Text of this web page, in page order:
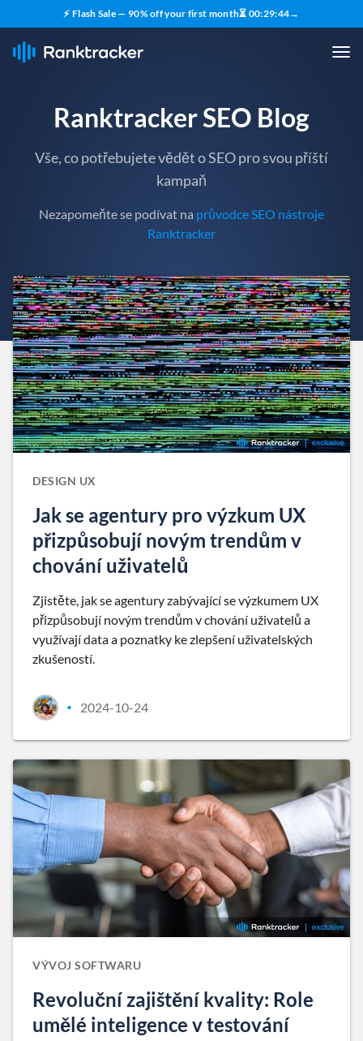
⚡ Flash Sale — 90% off your first month⏳ 00:29:42→
Ranktracker SEO Blog
Vše, co potřebujete vědět o SEO pro svou příští
kampaň
Nezapomeňte se podívat na průvodce SEO nástroje
Ranktracker
DESIGN UX
Jak se agentury pro výzkum UX
přizpůsobují novým trendům v
chování uživatelů
Zjistěte, jak se agentury zabývající se výzkumem UX
přizpůsobují novým trendům v chování uživatelů a
využívají data a poznatky ke zlepšení uživatelských
zkušeností.
• 2024-10-24
VÝVOJ SOFTWARU
Revoluční zajištění kvality: Role
umělé inteligence v testování